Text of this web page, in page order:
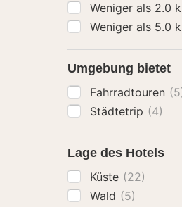
Weniger als 2.0
Weniger als 5.0
Umgebung bietet
Fahrradtouren
Städtetrip (4)
Lage des Hotels
Küste (22)
Wald (5)